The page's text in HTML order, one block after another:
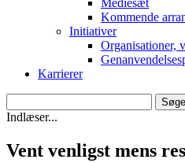
Mediesæt
Kommende
Initiativer
Organisationer,
Karrierer
Indlæser...
Vent venligst mens